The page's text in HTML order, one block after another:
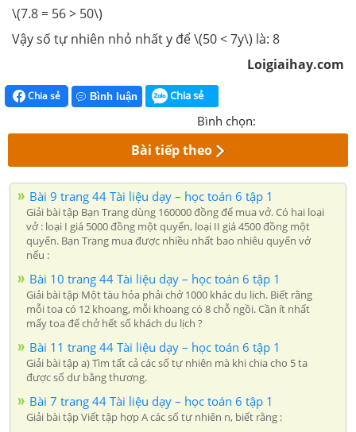
\(7.8 = 56 > 50\)
Vậy số tự nhiên nhỏ nhất y để \(50 < 7y\) là: 8
Loigiaihay.com
Chia sẻ Bình luận Chia sẻ
Bình chọn:
Bài tiếp theo
Bài 9 trang 44 Tài liệu dạy – học toán 6 tập 1
Giải bài tập Bạn Trang dùng 160000 đồng để mua vở. Có hai loại
vở : loại I giá 5000 đồng một quyển, loại II giá 4500 đồng một
quyển. Bạn Trang mua được nhiều nhất bao nhiêu quyển vở
nếu :
Bài 10 trang 44 Tài liệu dạy – học toán 6 tập 1
Giải bài tập Một tàu hỏa phải chở 1000 khác du lịch. Biết rằng
mỗi toa có 12 khoang, mỗi khoang có 8 chỗ ngồi. Cần ít nhất
mấy toa để chở hết số khách du lịch ?
Bài 11 trang 44 Tài liệu dạy – học toán 6 tập 1
Giải bài tập a) Tìm tất cả các số tự nhiên mà khi chia cho 5 ta
được số dư bằng thương.
Bài 7 trang 44 Tài liệu dạy – học toán 6 tập 1
Giải bài tập Viết tập hợp A các số tự nhiên n, biết rằng :